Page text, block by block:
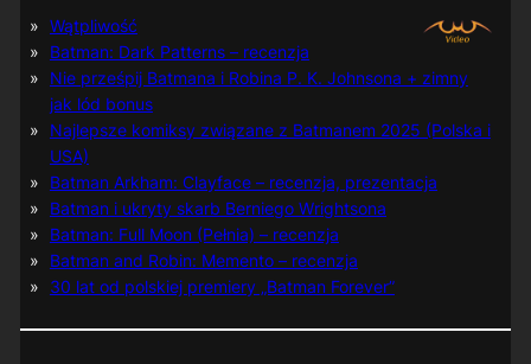
Wątpliwość
Batman: Dark Patterns – recenzja
Nie prześpij Batmana i Robina P. K. Johnsona + zimny
jak lód bonus
Najlepsze komiksy związane z Batmanem 2025 (Polska i
USA)
Batman Arkham: Clayface – recenzja, prezentacja
Batman i ukryty skarb Berniego Wrightsona
Batman: Full Moon (Pełnia) – recenzja
Batman and Robin: Memento – recenzja
30 lat od polskiej premiery „Batman Forever”